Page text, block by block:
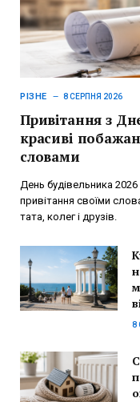
РІЗНЕ 8 СЕРПНЯ 2026
Привітання з
красиві
словами
День будівельника 2026
привітання своїми
тата, колег і друзів.
8